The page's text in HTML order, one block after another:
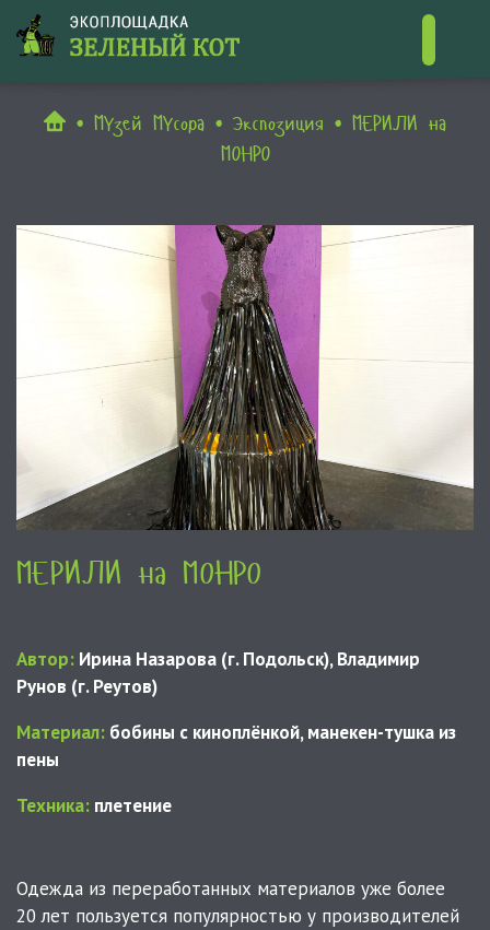
Контакты
МУзей МУсора Экспозиция
МЕРИЛИ на
МОНРО
МЕРИЛИ на МОНРО
Автор: Ирина Назарова (г. Подольск), Владимир
Рунов (г. Реутов)
Материал: бобины с киноплёнкой, манекен-тушка из
пены
Техника: плетение
Одежда из переработанных материалов уже более
20 лет пользуется популярностью у производителей